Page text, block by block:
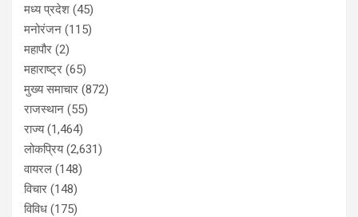
मध्य प्रदेश (45)
मनोरंजन (115)
महापौर (2)
महाराष्ट्र (65)
मुख्य समाचार (872)
राजस्थान (55)
राज्य(1,464)
लोकप्रिय(2,631)
वायरल (148)
विचार (148)
विविध (175)